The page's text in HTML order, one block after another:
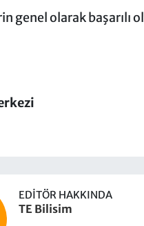
genel olarak başarılı
EDITÖR HAKKINDA
TE Bilisim